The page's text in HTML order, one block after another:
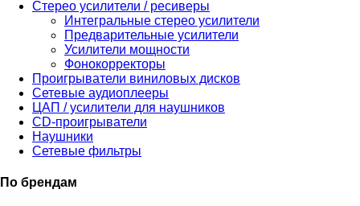
Стерео усилители / ресиверы
Интегральные стерео усилители
Предварительные усилители
Усилители мощности
Фонокорректоры
Проигрыватели виниловых дисков
Сетевые аудиоплееры
ЦАП / усилители для наушников
CD-проигрыватели
Наушники
Сетевые фильтры
По брендам